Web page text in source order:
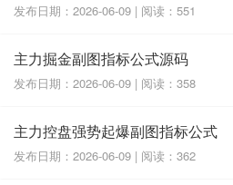
发布日期：2026-06-09 | 阅读：551
主力掘金副图指标公式源码
发布日期：2026-06-09 | 阅读：358
主力控盘强势起爆副图指标公式
发布日期：2026-06-09 | 阅读：362